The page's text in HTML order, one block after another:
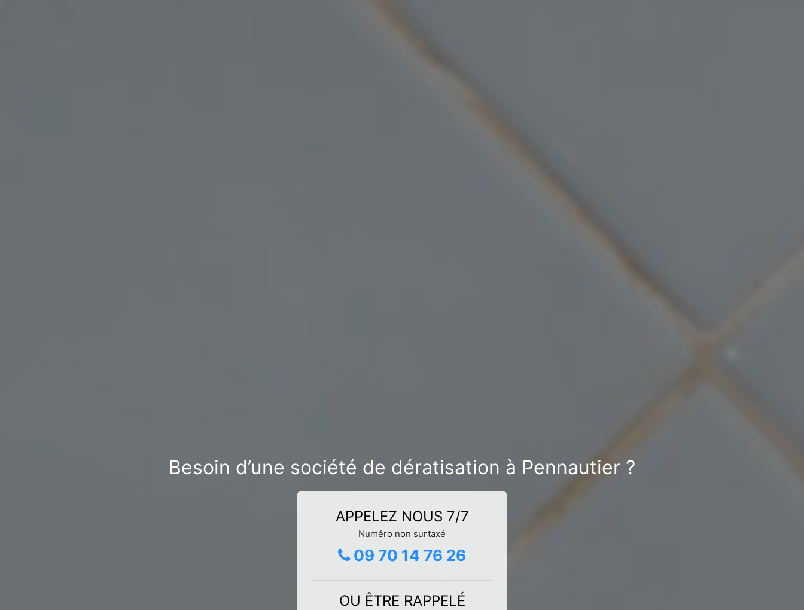
Besoin d’une société de dératisation à Pennautier ?
APPELEZ NOUS 7/7
Numéro non surtaxé
09 70 14 76 26
OU ÊTRE RAPPELÉ